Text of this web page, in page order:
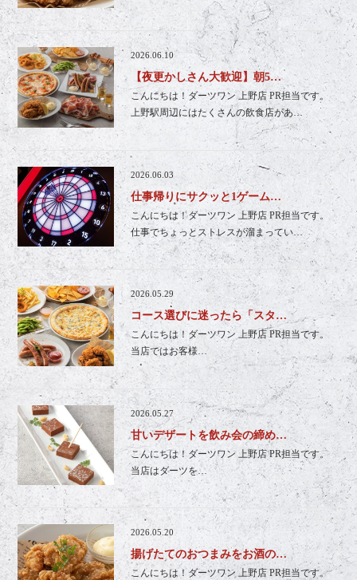
2026.06.10
【夜更かしさん大歓迎】朝5…
こんにちは！ダーツワン 上野店 PR担当です。
上野駅周辺にはたくさんの飲食店があ…
2026.06.03
仕事帰りにサクッと1ゲーム…
こんにちは！ダーツワン 上野店 PR担当です。
仕事でちょっとストレスが溜まってい…
2026.05.29
コース選びに迷ったら「スタ…
こんにちは！ダーツワン 上野店 PR担当です。
当店ではお客様…
2026.05.27
甘いデザートを飲み会の締め…
こんにちは！ダーツワン 上野店 PR担当です。
当店はダーツを…
2026.05.20
揚げたてのおつまみをお酒の…
こんにちは！ダーツワン 上野店 PR担当です。